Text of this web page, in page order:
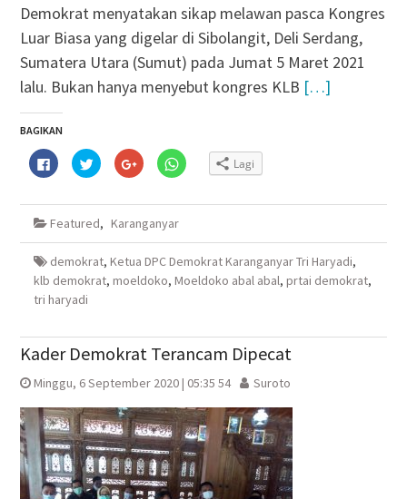
Demokrat menyatakan sikap melawan pasca Kongres
Luar Biasa yang digelar di Sibolangit, Deli Serdang,
Sumatera Utara (Sumut) pada Jumat 5 Maret 2021
lalu. Bukan hanya menyebut kongres KLB […]
BAGIKAN
Klik
untuk
membagikan
Facebook(Membuka
jendela
baru)
Klik
untuk
berbagi
Twitter(Membuka
jendela
baru)
Klik
untuk
berbagi
Google+
di
yang
baru)
Klik
untuk
WhatsApp(Membuka
baru)
Lagi
Featured, Karanganyar
demokrat, Ketua DPC Demokrat Karanganyar Tri Haryadi,
klb demokrat, moeldoko, Moeldoko abal abal, prtai demokrat,
tri haryadi
Kader Demokrat Terancam Dipecat
Minggu, 6 September 2020 | 05:35 54 Suroto